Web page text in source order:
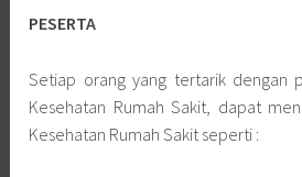
PESERTA
Setiap orang yang tertarik dengan
Kesehatan Rumah Sakit, dapat
Kesehatan Rumah Sakit seperti :